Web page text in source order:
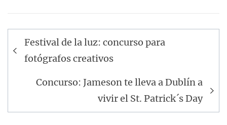
Navegación
de
entradas
Festival de la luz: concurso para
fotógrafos creativos
Concurso: Jameson te lleva a Dublín a
vivir el St. Patrick´s Day